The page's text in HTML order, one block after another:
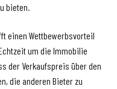
bieten.
einen Wettbewerbsvorteil
um die Immobilie
der Verkaufspreis über den
die anderen Bieter zu